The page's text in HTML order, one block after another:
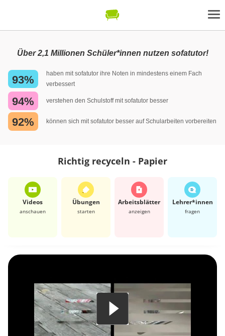
Über 2,1 Millionen Schüler*innen nutzen sofatutor!
93%
haben mit sofatutor ihre Noten in mindestens einem Fach
verbessert
94% verstehen den Schulstoff mit sofatutor besser
92% können sich mit sofatutor besser auf Schularbeiten vorbereiten
Richtig recyceln - Papier
Videos
anschauen
Übungen
starten
Arbeits­blätter
anzeigen
Lehrer*​innen
fragen